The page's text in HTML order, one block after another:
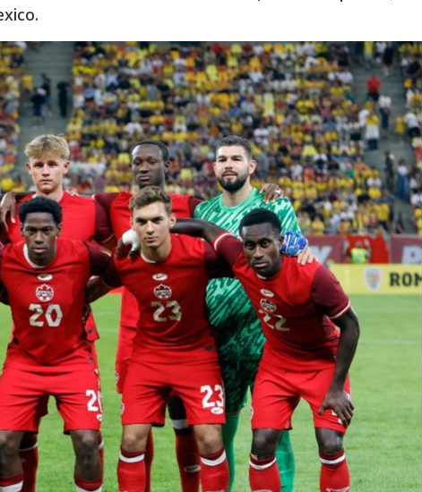
nhà
Bắc Biên - Giữ một ngôi
làng ven sông Hồng của
Nội
TS. Trần Kim Hào